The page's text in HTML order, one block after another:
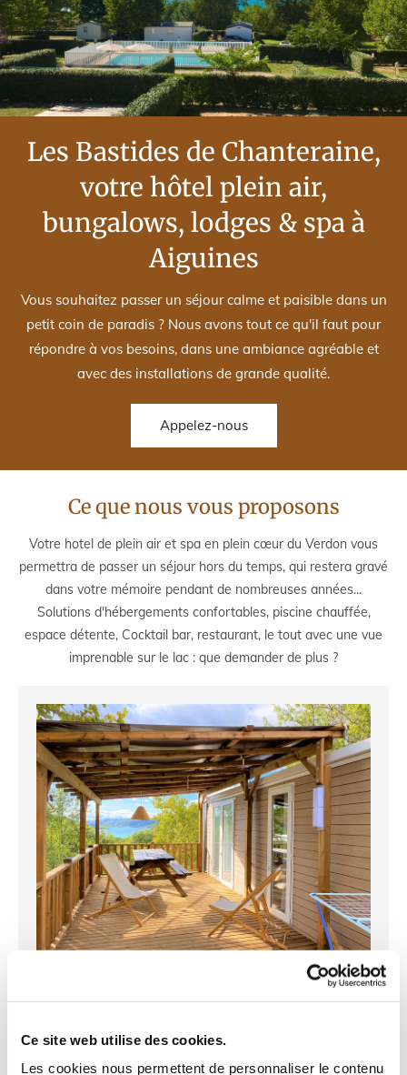
Ce site web utilise des cookies.
Les cookies nous permettent de personnaliser le contenu
Les Bastides de Chanteraine,
votre hôtel plein air,
bungalows, lodges & spa à
Aiguines
Vous souhaitez passer un séjour calme et paisible dans un
petit coin de paradis ? Nous avons tout ce qu'il faut pour
répondre à vos besoins, dans une ambiance agréable et
avec des installations de grande qualité.
Appelez-nous
Ce que nous vous proposons
Votre hotel de plein air et spa en plein cœur du Verdon vous
permettra de passer un séjour hors du temps, qui restera gravé
dans votre mémoire pendant de nombreuses années...
Solutions d'hébergements confortables, piscine chauffée,
espace détente, Cocktail bar, restaurant, le tout avec une vue
imprenable sur le lac : que demander de plus ?
ou éco-tentes pour un camping tout confort. Le camping
dispose de 32 emplacements.